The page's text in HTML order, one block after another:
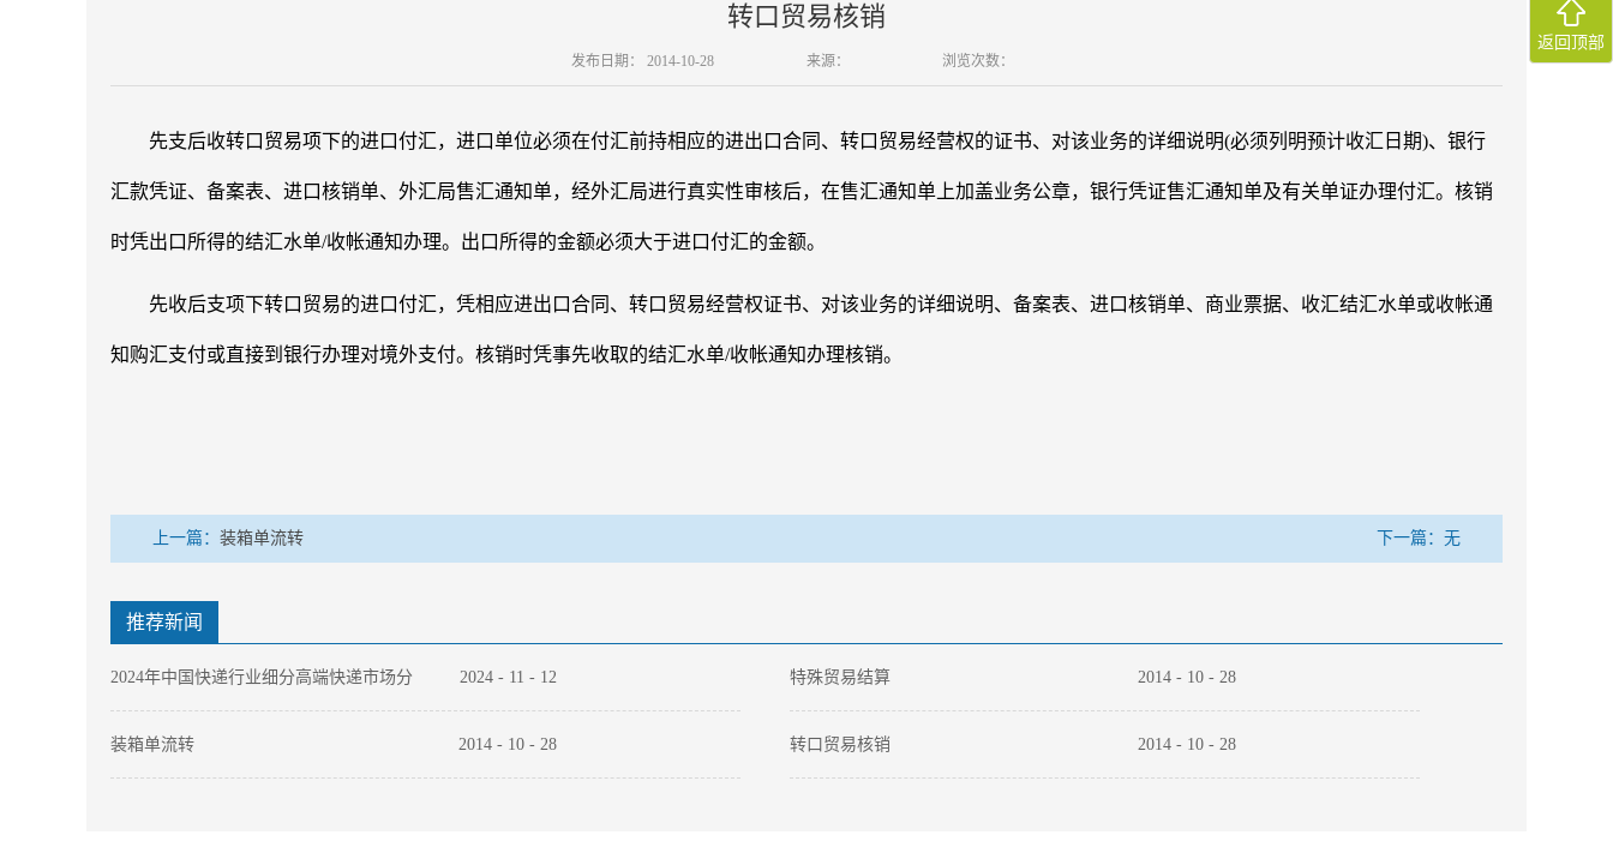
转口贸易核销
发布日期： 2014-10-28 来源： 浏览次数：
先支后收转口贸易项下的进口付汇，进口单位必须在付汇前持相应的进出口合同、转口贸易经营权的证书、对该业务的详细说明(必须列明预计收汇日期)、银行
汇款凭证、备案表、进口核销单、外汇局售汇通知单，经外汇局进行真实性审核后，在售汇通知单上加盖业务公章，银行凭证售汇通知单及有关单证办理付汇。核销
时凭出口所得的结汇水单/收帐通知办理。出口所得的金额必须大于进口付汇的金额。
先收后支项下转口贸易的进口付汇，凭相应进出口合同、转口贸易经营权证书、对该业务的详细说明、备案表、进口核销单、商业票据、收汇结汇水单或收帐通
知购汇支付或直接到银行办理对境外支付。核销时凭事先收取的结汇水单/收帐通知办理核销。
上一篇： 装箱单流转 下一篇：无
推荐新闻
2024年中国快递行业细分高端快递市场分
析 EMS和顺丰竞争力领先
2024 - 11 - 12 特殊贸易结算 2014 - 10 - 28
装箱单流转 2014 - 10 - 28 转口贸易核销 2014 - 10 - 28
返回顶部